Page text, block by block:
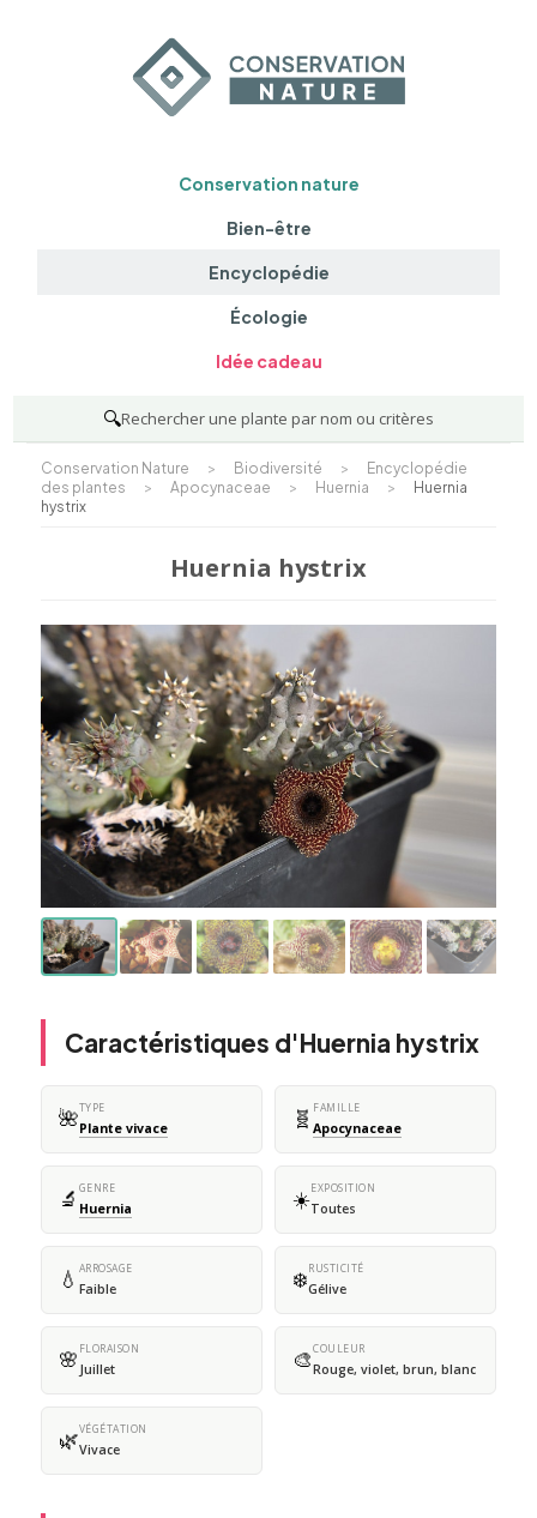
Conservation nature
Bien-être
Encyclopédie
Écologie
Idée cadeau
🔍Rechercher une plante par nom ou critères
Conservation Nature > Biodiversité >
Encyclopédie
des plantes
> Apocynaceae > Huernia >
Huernia
hystrix
Huernia hystrix
Caractéristiques d'Huernia hystrix
🌺TYPE
Plante vivace 🧬 FAMILLE
Apocynaceae
🔬 GENRE
Huernia ☀️EXPOSITION
Toutes
💧 ARROSAGE
Faible ❄️RUSTICITÉ
Gélive
🌸 FLORAISON
Juillet 🎨COULEUR
Rouge, violet, brun, blanc
🌿VÉGÉTATION
Vivace